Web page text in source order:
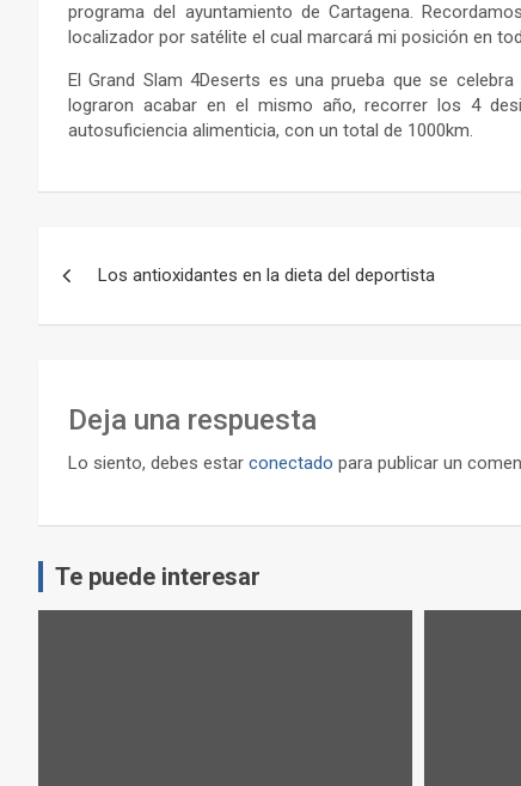
programa del ayuntamiento de Cartagena.
localizador por satélite el cual marcará mi posición en
El Grand Slam 4Deserts es una prueba que se
lograron acabar en el mismo año, recorrer los 4
autosuficiencia alimenticia, con un total de 1000km.
Los antioxidantes en la dieta del deportista
Deja una respuesta
Lo siento, debes estar conectado para publicar un
Te puede interesar